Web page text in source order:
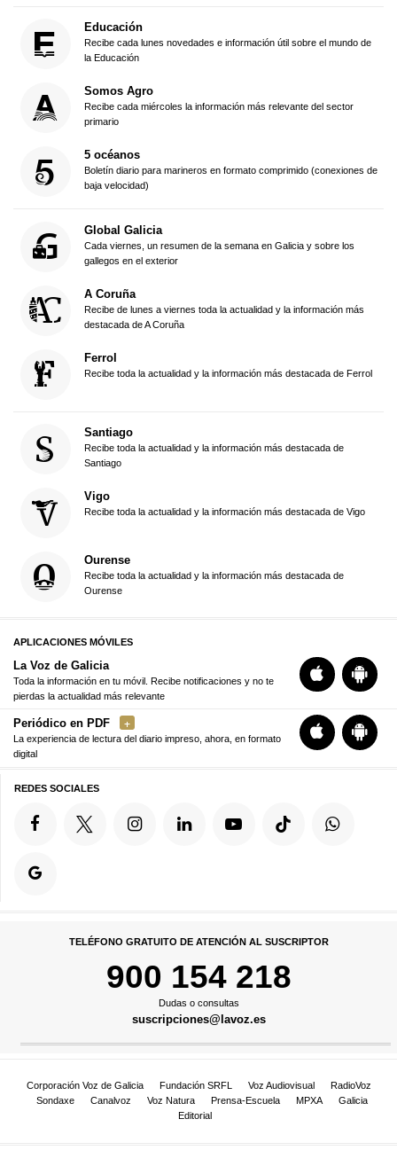
Educación
Recibe cada lunes novedades e información útil sobre el mundo de
la Educación
Somos Agro
Recibe cada miércoles la información más relevante del sector
primario
5 océanos
Boletín diario para marineros en formato comprimido (conexiones de
baja velocidad)
Global Galicia
Cada viernes, un resumen de la semana en Galicia y sobre los
gallegos en el exterior
A Coruña
Recibe de lunes a viernes toda la actualidad y la información más
destacada de A Coruña
Ferrol
Recibe toda la actualidad y la información más destacada de Ferrol
Santiago
Recibe toda la actualidad y la información más destacada de
Santiago
Vigo
Recibe toda la actualidad y la información más destacada de Vigo
Ourense
Recibe toda la actualidad y la información más destacada de
Ourense
APLICACIONES MÓVILES
La Voz de Galicia
Toda la información en tu móvil. Recibe notificaciones y no te
pierdas la actualidad más relevante
Periódico en PDF
La experiencia de lectura del diario impreso, ahora, en formato
digital
REDES SOCIALES
TELÉFONO GRATUITO DE ATENCIÓN AL SUSCRIPTOR
900 154 218
Dudas o consultas
suscripciones@lavoz.es
Corporación Voz de Galicia Fundación SRFL Voz Audiovisual
RadioVoz
Sondaxe
Canalvoz Voz Natura Prensa-Escuela MPXA
Galicia
Editorial